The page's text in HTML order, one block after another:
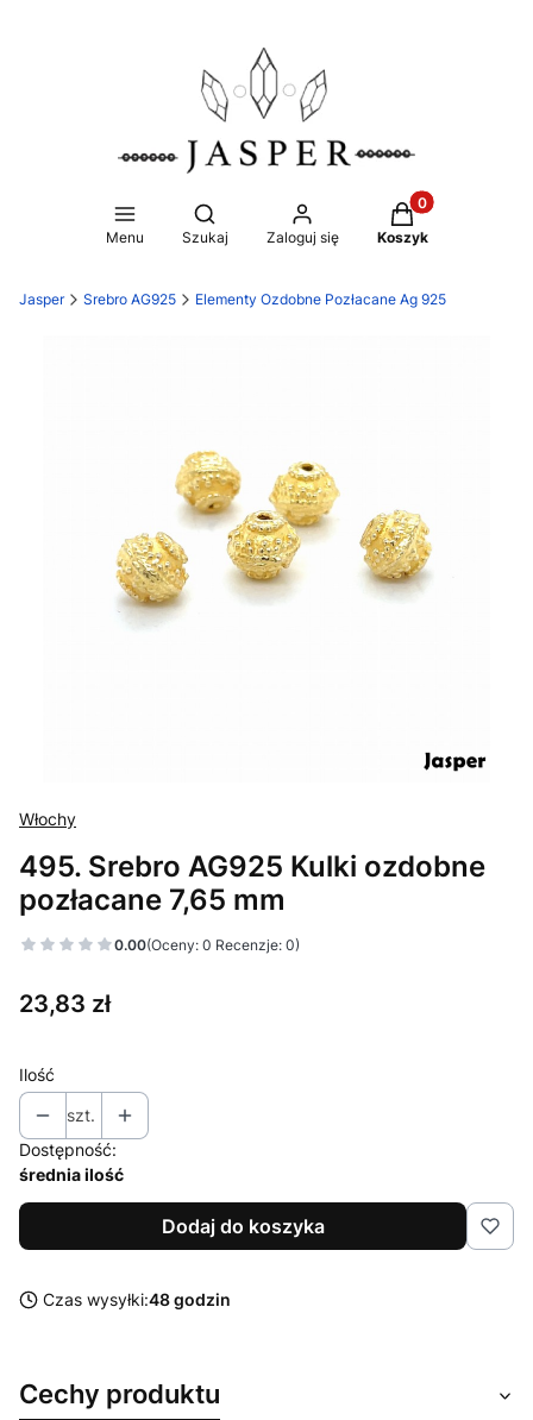
Menu
Otwórz wyszukiwarkę
Szukaj Zaloguj się
Produkty w
Koszyk
Jasper Srebro AG925 Elementy Ozdobne Pozłacane Ag 925
Włochy
495. Srebro AG925 Kulki ozdobne
pozłacane 7,65 mm
0.00(Oceny: 0 Recenzje: 0)
Cena
23,83 zł
Ilość
szt.
Dostępność:
średnia ilość
Dodaj do koszyka
Czas wysyłki:48 godzin
Cechy produktu